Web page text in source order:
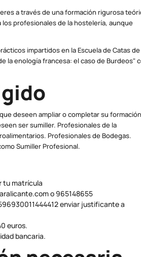
a través de una formación rigurosa
profesionales de la hostelería, aunque
impartidos en la Escuela de Catas de
la enología francesa: el caso de Burdeos"
deseen ampliar o completar su
ser sumiller. Profesionales de la
Profesionales de Bodegas.
Sumiller Profesional.
tu matrícula
o 965148655
enviar justificante a
euros.
bancaria.